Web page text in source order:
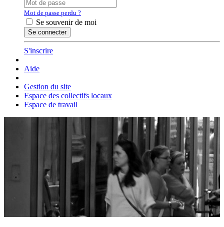
Mot de passe perdu ?
Se souvenir de moi
S'inscrire
Aide
Gestion du site
Espace des collectifs locaux
Espace de travail